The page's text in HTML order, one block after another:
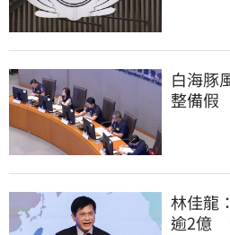
白海豚
整備假
林佳龍
逾2億